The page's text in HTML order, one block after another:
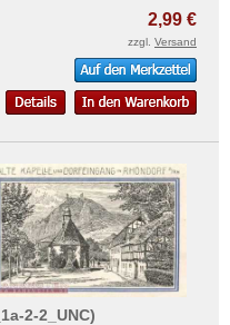
2,99 €
zzgl. Versand
2-2_UNC)